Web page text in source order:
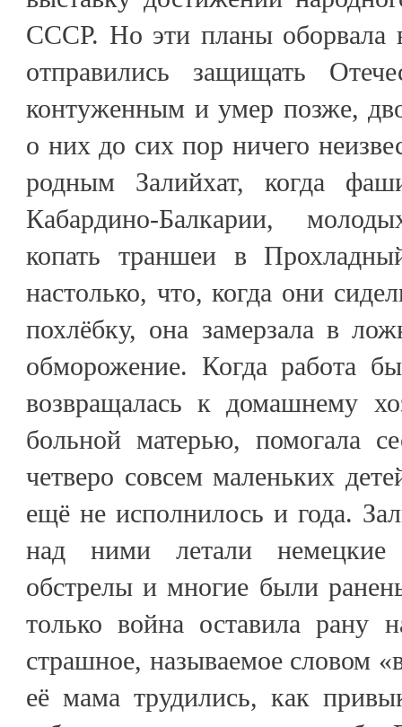
СССР. Но эти планы оборвала
отправились защищать
контуженным и умер позже,
о них до сих пор ничего
родным Залийхат, когда
Кабардино-Балкарии,
копать траншеи в
настолько, что, когда они
похлёбку, она замерзала в
обморожение. Когда работа
возвращалась к домашнему
больной матерью, помогала
четверо совсем маленьких
ещё не исполнилось и года.
над ними летали
обстрелы и многие были
только война оставила рану
страшное, называемое словом
её мама трудились, как